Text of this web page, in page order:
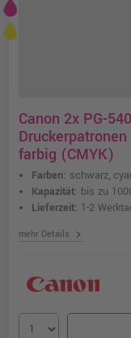
Canon 2x PG-
farbig (CMYK)
Farben: schwarz,
Kapazität: bis zu
Lieferzeit: 1-2
mehr Details chevron_right